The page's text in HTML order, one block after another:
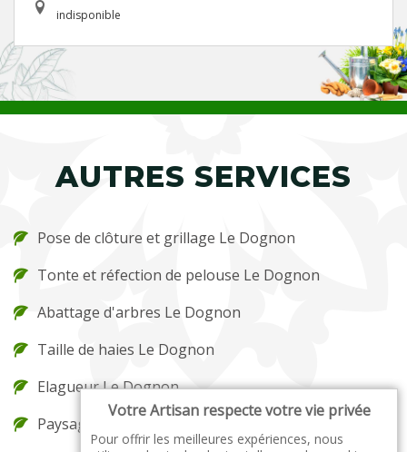
indisponible
AUTRES SERVICES
Pose de clôture et grillage Le Dognon
Tonte et réfection de pelouse Le Dognon
Abattage d'arbres Le Dognon
Taille de haies Le Dognon
Elagueur Le Dognon
Paysagiste Le Dognon
Votre Artisan respecte votre vie privée
Pour offrir les meilleures expériences, nous